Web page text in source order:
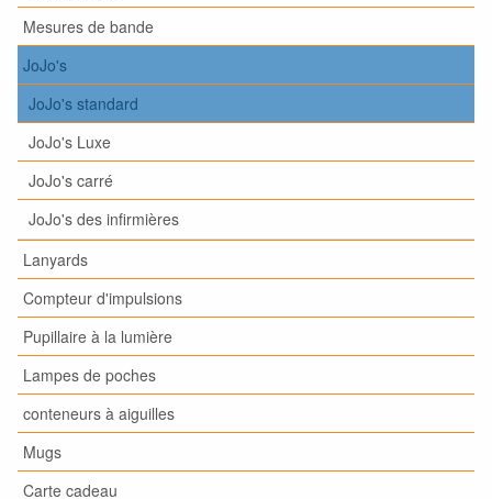
Mesures de bande
JoJo's
JoJo's standard
JoJo's Luxe
JoJo's carré
JoJo's des infirmières
Lanyards
Compteur d'impulsions
Pupillaire à la lumière
Lampes de poches
conteneurs à aiguilles
Mugs
Carte cadeau